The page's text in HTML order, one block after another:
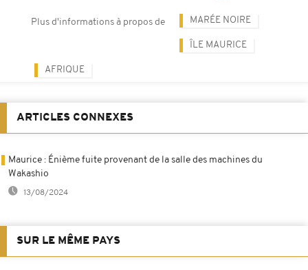
Plus d'informations à propos de MARÉE NOIRE
ÎLE MAURICE
AFRIQUE
ARTICLES CONNEXES
Maurice : Énième fuite provenant de la salle des machines du
Wakashio
13/08/2024
SUR LE MÊME PAYS